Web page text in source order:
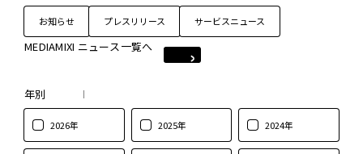
お知らせ プレスリリース サービスニュース
MEDIAMIXI ニュース一覧へ
年別
2026年 2025年 2024年